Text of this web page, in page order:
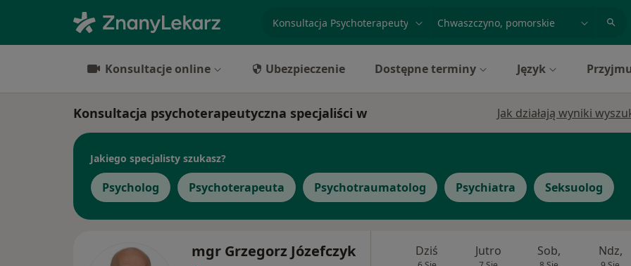
Konsultacje online Ubezpieczenie Dostępne terminy Język
Konsultacja psychoterapeutyczna specjaliści w Jak działają wyniki
Jakiego specjalisty szukasz?
Psycholog Psychoterapeuta Psychotraumatolog Psychiatra Seksuolog
mgr Grzegorz Józefczyk Dziś Jutro Sob, Ndz,